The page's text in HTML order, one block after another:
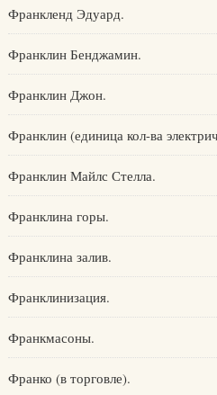
Франкленд Эдуард.
Франклин Бенджамин.
Франклин Джон.
Франклин (единица кол-ва
Франклин Майлс Стелла.
Франклина горы.
Франклина залив.
Франклинизация.
Франкмасоны.
Франко (в торговле).